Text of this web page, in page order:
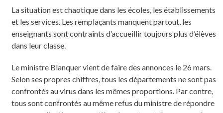
La situation est chaotique dans les écoles, les établissements
et les services. Les remplaçants manquent partout, les
enseignants sont contraints d’accueillir toujours plus d’élèves
dans leur classe.
Le ministre Blanquer vient de faire des annonces le 26 mars.
Selon ses propres chiffres, tous les départements ne sont pas
confrontés au virus dans les mêmes proportions. Par contre,
tous sont confrontés au même refus du ministre de répondre